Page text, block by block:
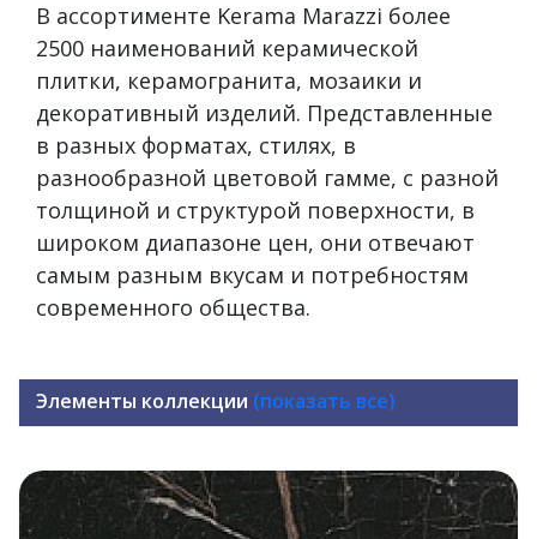
В ассортименте Kerama Marazzi более
2500 наименований керамической
плитки, керамогранита, мозаики и
декоративный изделий. Представленные
в разных форматах, стилях, в
разнообразной цветовой гамме, с разной
толщиной и структурой поверхности, в
широком диапазоне цен, они отвечают
самым разным вкусам и потребностям
современного общества.
Элементы коллекции (показать все)